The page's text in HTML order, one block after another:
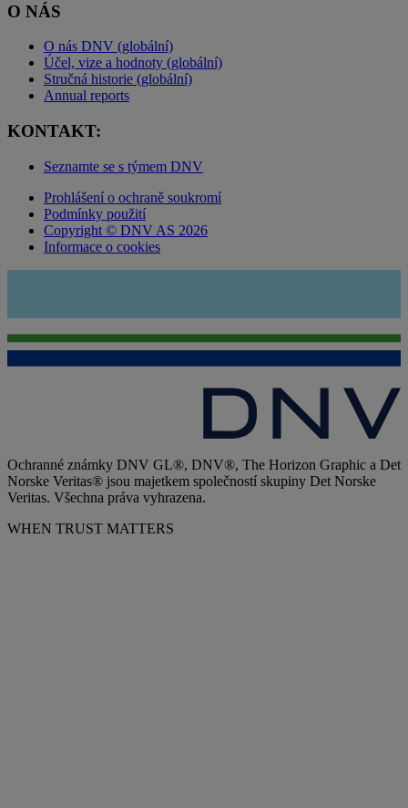
O NÁS
O nás DNV (globální)
Účel, vize a hodnoty (globální)
Stručná historie (globální)
Annual reports
KONTAKT:
Seznamte se s týmem DNV
Prohlášení o ochraně soukromí
Podmínky použití
Copyright © DNV AS 2026
Informace o cookies
Ochranné známky DNV GL®, DNV®, The Horizon Graphic a Det
Norske Veritas® jsou majetkem společností skupiny Det Norske
Veritas. Všechna práva vyhrazena.
WHEN TRUST MATTERS